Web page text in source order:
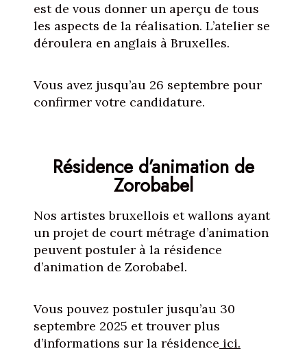
est de vous donner un aperçu de tous
les aspects de la réalisation. L’atelier se
déroulera en anglais à Bruxelles.
Vous avez jusqu’au 26 septembre pour
confirmer votre candidature.
Résidence d’animation de
Zorobabel
Nos artistes bruxellois et wallons ayant
un projet de court métrage d’animation
peuvent postuler à la résidence
d’animation de Zorobabel.
Vous pouvez postuler jusqu’au 30
septembre 2025 et trouver plus
d’informations sur la résidence ici.